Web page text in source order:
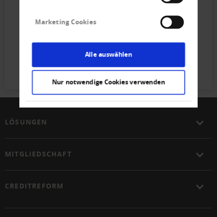
Marketing Cookies
Alle auswählen
Nur notwendige Cookies verwenden
LÖSUNGEN
MITGLIEDSCHAFT
CREDITREFORM